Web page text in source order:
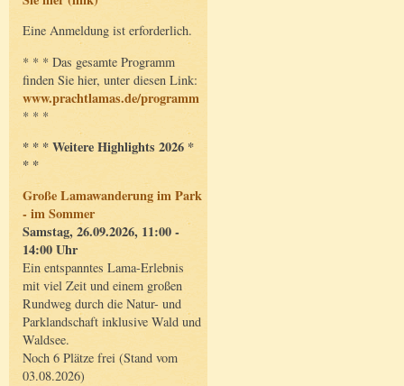
Eine Anmeldung ist erforderlich.
* * * Das gesamte Programm
finden Sie hier, unter diesen Link:
www.prachtlamas.de/programm
* * *
* * * Weitere Highlights 2026 *
* *
Große Lamawanderung im Park
- im Sommer
Samstag, 26.09.2026, 11:00 -
14:00 Uhr
Ein entspanntes Lama-Erlebnis
mit viel Zeit und einem großen
Rundweg durch die Natur- und
Parklandschaft inklusive Wald und
Waldsee.
Noch 6 Plätze frei (Stand vom
03.08.2026)